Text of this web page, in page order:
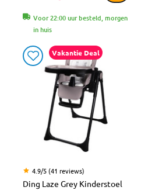
Voor 22:00 uur besteld, morgen
in huis
Vakantie Deal
4.9/5 (41 reviews)
Ding Laze Grey Kinderstoel